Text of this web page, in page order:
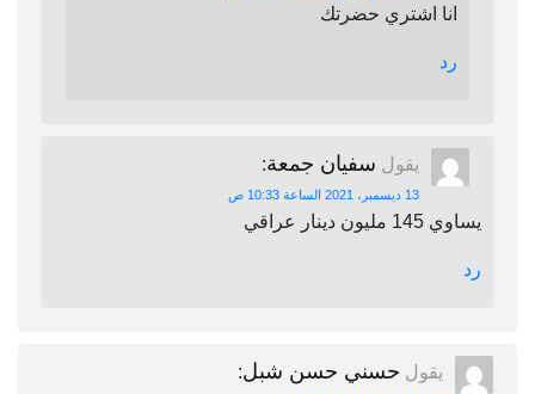
انا اشتري حضرتك
رد
يقول سفيان جمعة:
13 ديسمبر، 2021 الساعة 10:33 ص
يساوي 145 مليون دينار عراقي
رد
يقول حسني حسن شبل: